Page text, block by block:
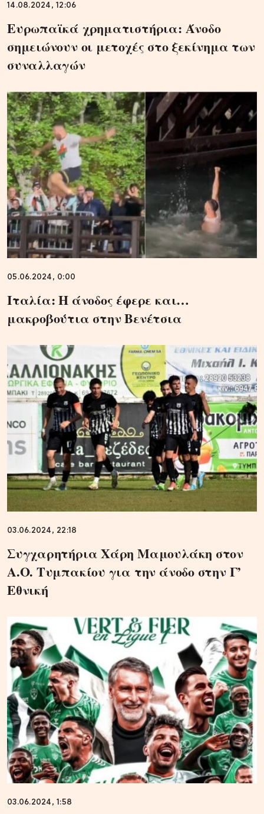
14.08.2024, 12:06
Ευρωπαϊκά χρηματιστήρια: Άνοδο
σημειώνουν οι μετοχές στο ξεκίνημα των
συναλλαγών
05.06.2024, 0:00
Ιταλία: Η άνοδος έφερε και…
μακροβούτια στην Βενέτσια
03.06.2024, 22:18
Συγχαρητήρια Χάρη Μαμουλάκη στον
Α.Ο. Τυμπακίου για την άνοδο στην Γ’
Εθνική
03.06.2024, 1:58